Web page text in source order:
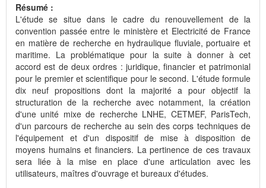
Résumé :
L'étude se situe dans le cadre du renouvellement de la
convention passée entre le ministère et Electricité de France
en matière de recherche en hydraulique fluviale, portuaire et
maritime. La problématique pour la suite à donner à cet
accord est de deux ordres : juridique, financier et patrimonial
pour le premier et scientifique pour le second. L'étude formule
dix neuf propositions dont la majorité a pour objectif la
structuration de la recherche avec notamment, la création
d'une unité mixe de recherche LNHE, CETMEF, ParisTech,
d'un parcours de recherche au sein des corps techniques de
l'équipement et d'un dispositif de mise à disposition de
moyens humains et financiers. La pertinence de ces travaux
sera liée à la mise en place d'une articulation avec les
utilisateurs, maîtres d'ouvrage et bureaux d'études.